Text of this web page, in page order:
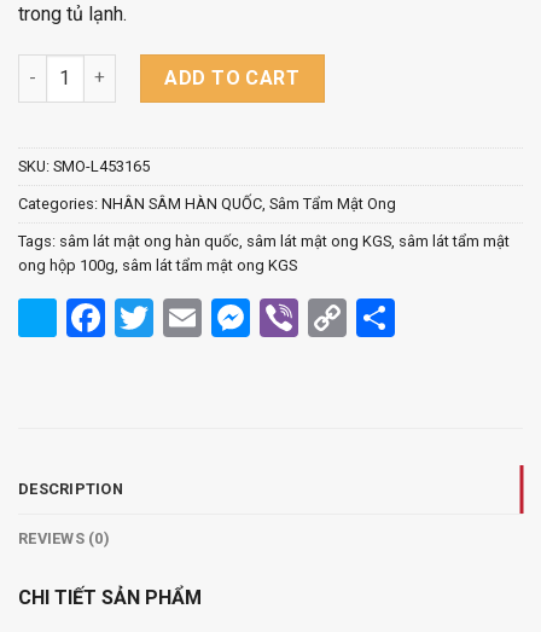
trong tủ lạnh.
Hồng Sâm Lát Tẩm Mật Ong KGS– Hộp 100gr quantity
ADD TO CART
SKU: SMO-L453165
Categories: NHÂN SÂM HÀN QUỐC Sâm Tẩm Mật Ong
Tags: sâm lát mật ong hàn quốc sâm lát mật ong KGS sâm lát tẩm mật
ong hộp 100g sâm lát tẩm mật ong KGS
Facebook
Twitter
EmailMessenger
ViberCopy
DESCRIPTION
REVIEWS (0)
CHI TIẾT SẢN PHẨM